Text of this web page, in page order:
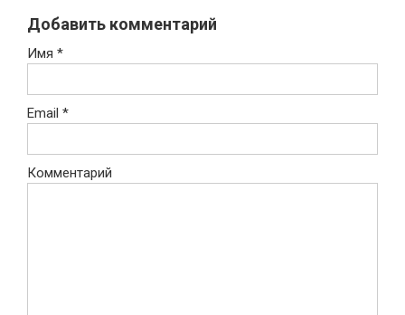
Добавить комментарий
Имя *
Email *
Комментарий